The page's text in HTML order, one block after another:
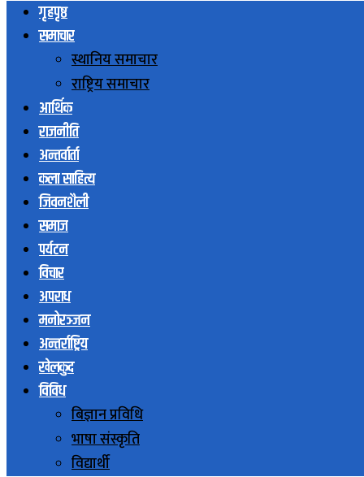
गृहपृष्ठ
समाचार
स्थानिय समाचार
राष्ट्रिय समाचार
आर्थिक
राजनीति
अन्तर्वार्ता
कला साहित्य
जिवनशैली
समाज
पर्यटन
विचार
अपराध
मनोरञ्जन
अन्तर्राष्ट्रिय
खेलकुद
विविध
बिज्ञान प्रविधि
भाषा संस्कृति
विद्यार्थी